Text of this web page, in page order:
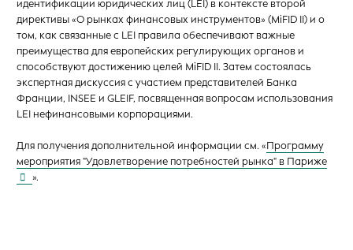
идентификации юридических лиц (LEI) в контексте второй
директивы «О рынках финансовых инструментов» (MiFID II) и о
том, как связанные с LEI правила обеспечивают важные
преимущества для европейских регулирующих органов и
способствуют достижению целей MiFID II. Затем состоялась
экспертная дискуссия с участием представителей Банка
Франции, INSEE и GLEIF, посвященная вопросам использования
LEI нефинансовыми корпорациями.
Для получения дополнительной информации см. «Программу
мероприятия "Удовлетворение потребностей рынка" в Париже
».